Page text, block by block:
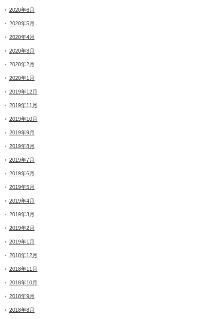
2020年6月
2020年5月
2020年4月
2020年3月
2020年2月
2020年1月
2019年12月
2019年11月
2019年10月
2019年9月
2019年8月
2019年7月
2019年6月
2019年5月
2019年4月
2019年3月
2019年2月
2019年1月
2018年12月
2018年11月
2018年10月
2018年9月
2018年8月